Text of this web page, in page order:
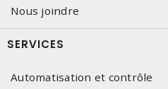
Nous joindre
SERVICES
Automatisation et contrôle